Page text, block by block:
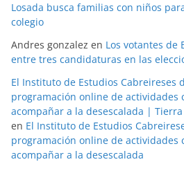
Losada busca familias con niños
colegio
Andres gonzalez en Los votantes de
entre tres candidaturas en las
El Instituto de Estudios Cabreireses
programación online de actividades
acompañar a la desescalada |
en El Instituto de Estudios
programación online de actividades
acompañar a la desescalada